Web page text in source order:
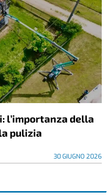
l’importanza della
pulizia
30 GIUGNO 2026